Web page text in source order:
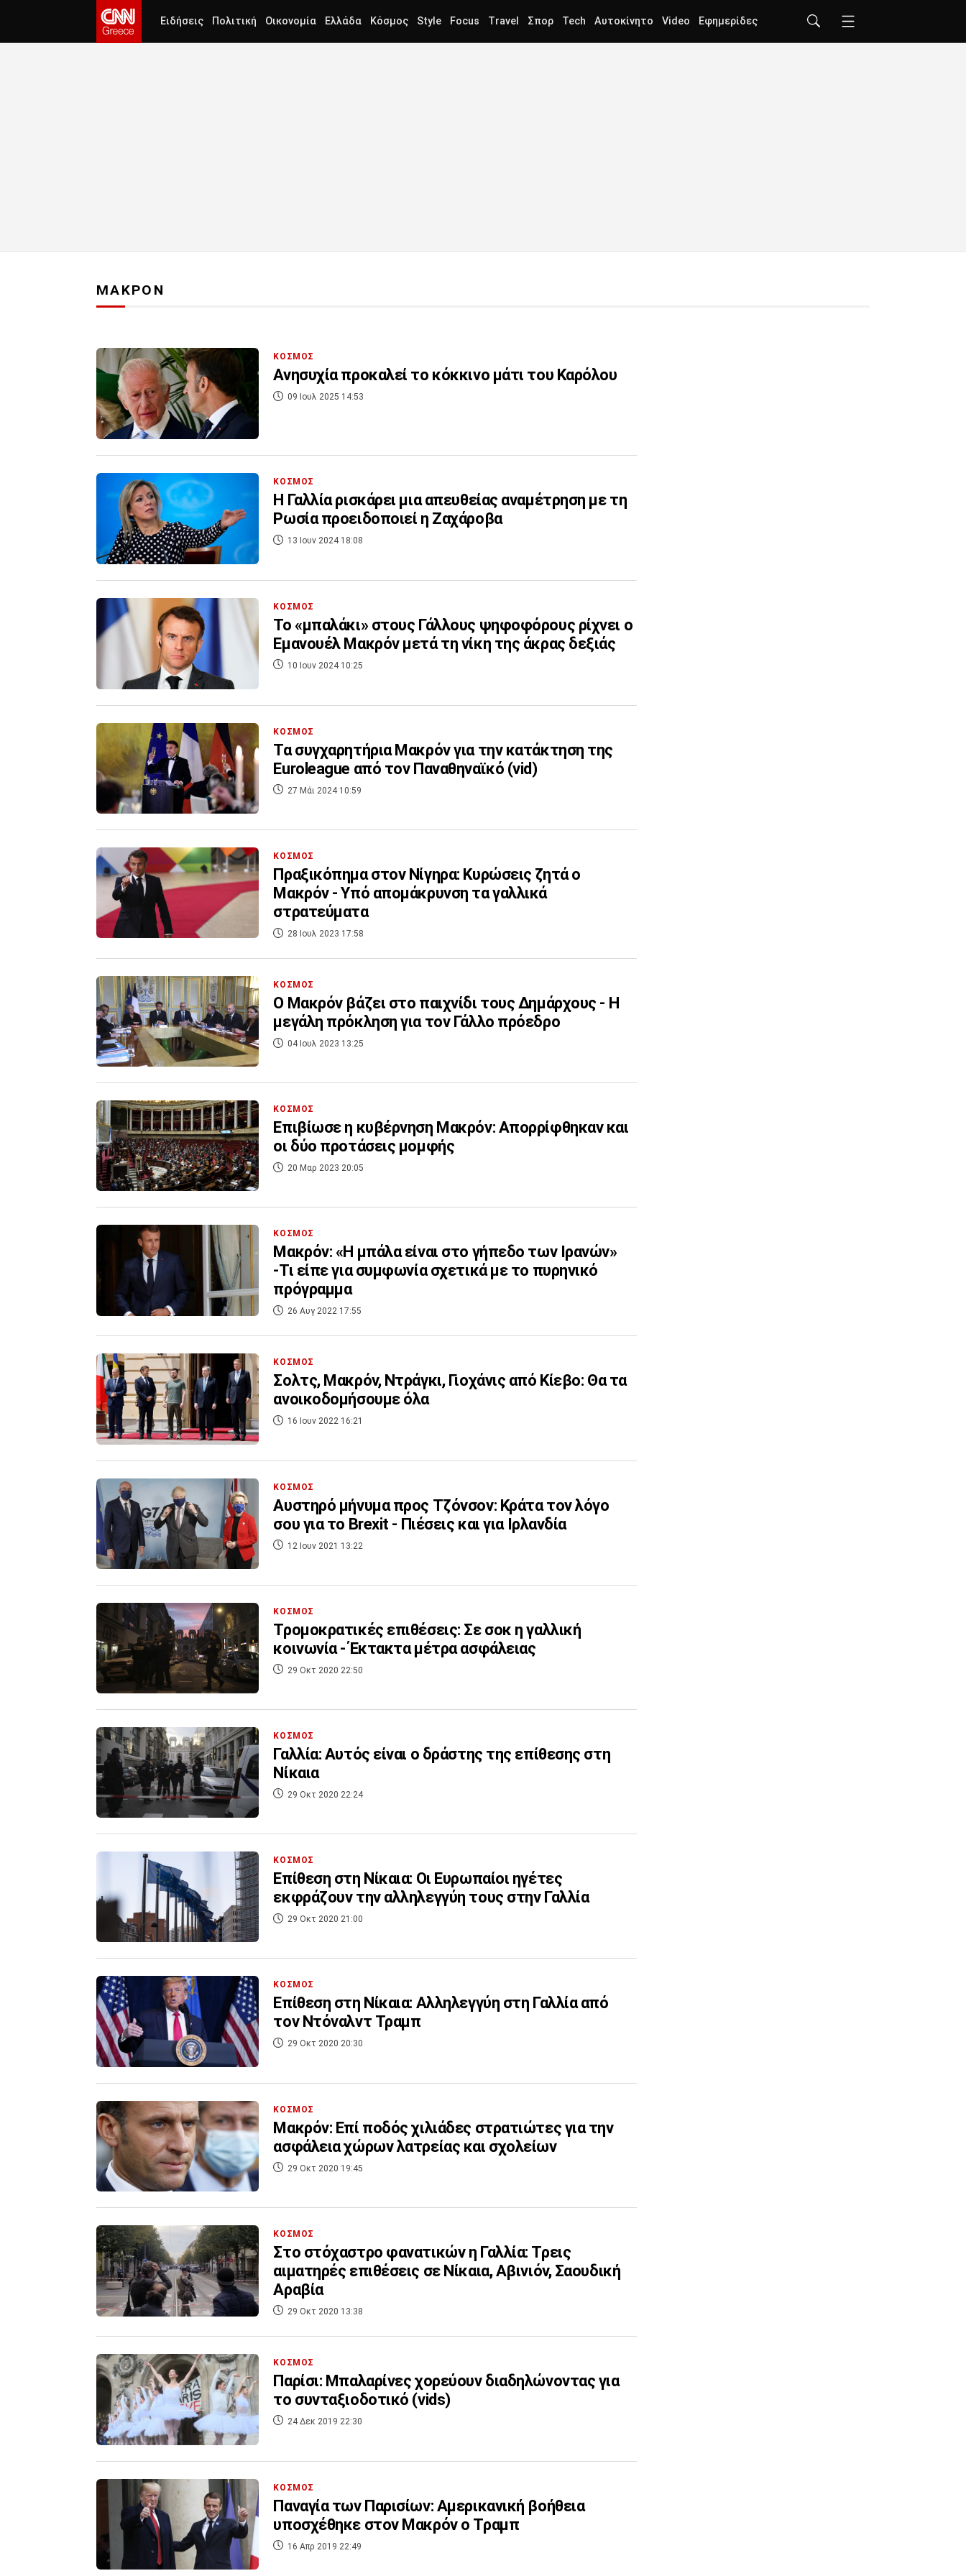
Ειδήσεις Πολιτική Οικονομία Ελλάδα Κόσμος Style Focus Travel Σπορ Tech Αυτοκίνητο Video Εφημερίδες
ΜΑΚΡΟΝ
ΚΟΣΜΟΣ
Ανησυχία προκαλεί το κόκκινο μάτι του Καρόλου
09 Ιουλ 2025 14:53
ΚΟΣΜΟΣ
Η Γαλλία ρισκάρει μια απευθείας αναμέτρηση με τη
Ρωσία προειδοποιεί η Ζαχάροβα
13 Ιουν 2024 18:08
ΚΟΣΜΟΣ
Το «μπαλάκι» στους Γάλλους ψηφοφόρους ρίχνει ο
Εμανουέλ Μακρόν μετά τη νίκη της άκρας δεξιάς
10 Ιουν 2024 10:25
ΚΟΣΜΟΣ
Τα συγχαρητήρια Μακρόν για την κατάκτηση της
Euroleague από τον Παναθηναϊκό (vid)
27 Μάι 2024 10:59
ΚΟΣΜΟΣ
Πραξικόπημα στον Νίγηρα: Κυρώσεις ζητά ο
Μακρόν - Υπό απομάκρυνση τα γαλλικά
στρατεύματα
28 Ιουλ 2023 17:58
ΚΟΣΜΟΣ
Ο Μακρόν βάζει στο παιχνίδι τους Δημάρχους - Η
μεγάλη πρόκληση για τον Γάλλο πρόεδρο
04 Ιουλ 2023 13:25
ΚΟΣΜΟΣ
Επιβίωσε η κυβέρνηση Μακρόν: Απορρίφθηκαν και
οι δύο προτάσεις μομφής
20 Μαρ 2023 20:05
ΚΟΣΜΟΣ
Μακρόν: «Η μπάλα είναι στο γήπεδο των Ιρανών»
-Τι είπε για συμφωνία σχετικά με το πυρηνικό
πρόγραμμα
26 Αυγ 2022 17:55
ΚΟΣΜΟΣ
Σολτς, Μακρόν, Ντράγκι, Γιοχάνις από Κίεβο: Θα τα
ανοικοδομήσουμε όλα
16 Ιουν 2022 16:21
ΚΟΣΜΟΣ
Αυστηρό μήνυμα προς Τζόνσον: Κράτα τον λόγο
σου για το Brexit - Πιέσεις και για Ιρλανδία
12 Ιουν 2021 13:22
ΚΟΣΜΟΣ
Τρομοκρατικές επιθέσεις: Σε σοκ η γαλλική
κοινωνία - Έκτακτα μέτρα ασφάλειας
29 Οκτ 2020 22:50
ΚΟΣΜΟΣ
Γαλλία: Αυτός είναι ο δράστης της επίθεσης στη
Νίκαια
29 Οκτ 2020 22:24
ΚΟΣΜΟΣ
Επίθεση στη Νίκαια: Οι Ευρωπαίοι ηγέτες
εκφράζουν την αλληλεγγύη τους στην Γαλλία
29 Οκτ 2020 21:00
ΚΟΣΜΟΣ
Επίθεση στη Νίκαια: Αλληλεγγύη στη Γαλλία από
τον Ντόναλντ Τραμπ
29 Οκτ 2020 20:30
ΚΟΣΜΟΣ
Μακρόν: Επί ποδός χιλιάδες στρατιώτες για την
ασφάλεια χώρων λατρείας και σχολείων
29 Οκτ 2020 19:45
ΚΟΣΜΟΣ
Στο στόχαστρο φανατικών η Γαλλία: Τρεις
αιματηρές επιθέσεις σε Νίκαια, Αβινιόν, Σαουδική
Αραβία
29 Οκτ 2020 13:38
ΚΟΣΜΟΣ
Παρίσι: Μπαλαρίνες χορεύουν διαδηλώνοντας για
το συνταξιοδοτικό (vids)
24 Δεκ 2019 22:30
ΚΟΣΜΟΣ
Παναγία των Παρισίων: Αμερικανική βοήθεια
υποσχέθηκε στον Μακρόν ο Τραμπ
16 Απρ 2019 22:49